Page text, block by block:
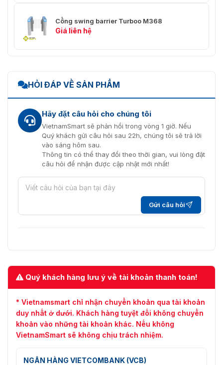
Cổng swing barrier Turboo M368
Giá liên hệ
HỎI ĐÁP VỀ SẢN PHẨM
Hãy đặt câu hỏi cho chúng tôi
VietnamSmart sẽ phản hồi trong vòng 1 giờ. Nếu
Quý khách gửi câu hỏi sau 22h, chúng tôi sẽ trả lời
vào sáng hôm sau.
Thông tin có thể thay đổi theo thời gian, vui lòng đặt
câu hỏi để nhận được cập nhật mới nhất!
Gửi câu hỏi
Quý khách hàng lưu ý về tài khoản thanh toán!
* Vietnamsmart chỉ nhận chuyển khoản qua tài khoản
duy nhất ở dưới. Khách hàng tuyệt đối không chuyển
khoản vào những tài khoản khác. Nếu không
VietnamSmart sẽ không chịu trách nhiệm.
NGÂN HÀNG VIETCOMBANK (VCB)